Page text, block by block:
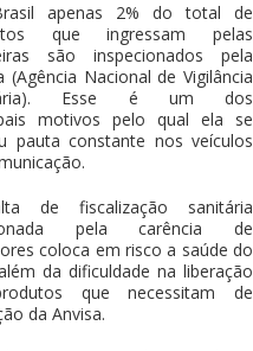
apenas 2% do total de
que ingressam pelas
são inspecionados pela
(Agência Nacional de Vigilância
Esse é um dos
motivos pelo qual ela se
pauta constante nos veículos
de fiscalização sanitária
pela carência de
coloca em risco a saúde do
da dificuldade na liberação
que necessitam de
da Anvisa.